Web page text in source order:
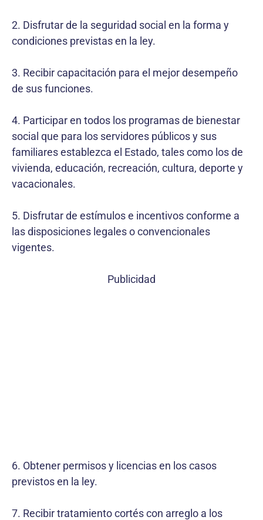
2. Disfrutar de la seguridad social en la forma y
condiciones previstas en la ley.
3. Recibir capacitación para el mejor desempeño
de sus funciones.
4. Participar en todos los programas de bienestar
social que para los servidores públicos y sus
familiares establezca el Estado, tales como los de
vivienda, educación, recreación, cultura, deporte y
vacacionales.
5. Disfrutar de estímulos e incentivos conforme a
las disposiciones legales o convencionales
vigentes.
Publicidad
6. Obtener permisos y licencias en los casos
previstos en la ley.
7. Recibir tratamiento cortés con arreglo a los